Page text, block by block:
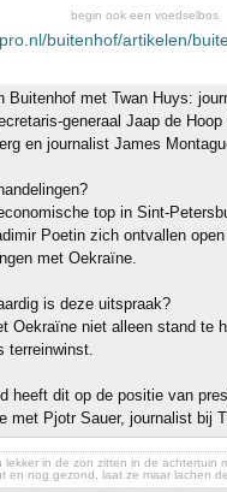
begin ook een voedselbos
buitenhof/artikelen/
Buitenhof met Twan Huys:
generaal Jaap de
en journalist James
top in Sint-
Poetin zich ontvallen
met Oekraïne.
is deze uitspraak?
Oekraïne niet alleen stand te
terreinwinst.
heeft dit op de positie van
met Pjotr Sauer, journalist bij
lekker in de zon zitten in de achtertuin
en nog gezond, laat ze maar lachen